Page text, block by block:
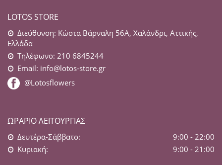
LOTOS STORE
Διεύθυνση: Κώστα Βάρναλη 56Α, Χαλάνδρι, Αττικής,
Ελλάδα
Τηλέφωνο: 210 6845244
Email: info@lotos-store.gr
@Lotosflowers
ΩΡΆΡΙΟ ΛΕΙΤΟΥΡΓΊΑΣ
Δευτέρα-Σάββατο:
9:00 - 22:00
Κυριακή:
9:00 - 21:00